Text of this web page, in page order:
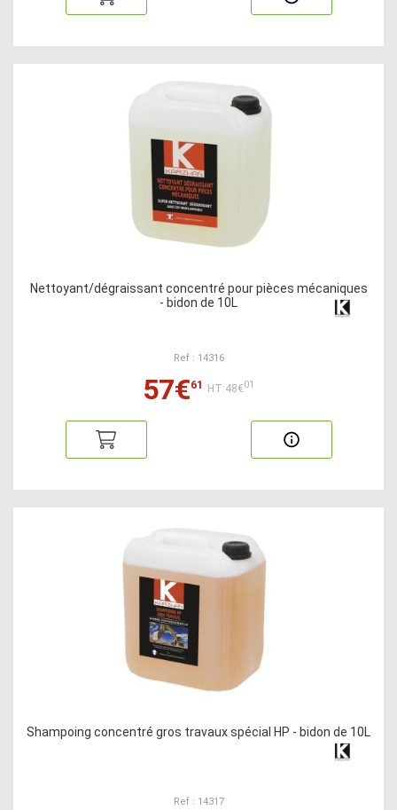
Nettoyant/dégraissant concentré pour pièces mécaniques
- bidon de 10L
Ref : 14316
57€61 HT:48€01
Shampoing concentré gros travaux spécial HP - bidon de 10L
Ref : 14317